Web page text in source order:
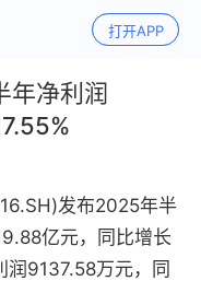
打开APP
年净利润
发布2025年半
亿元，同比增长
润9137.58万元，同